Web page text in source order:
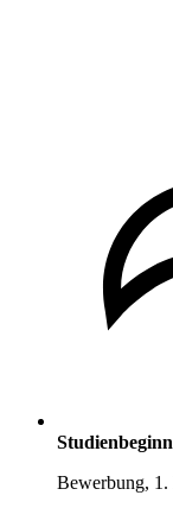
Bewerbung,